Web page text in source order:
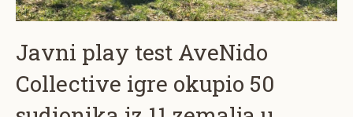
Javni play test AveNido
Collective igre okupio 50